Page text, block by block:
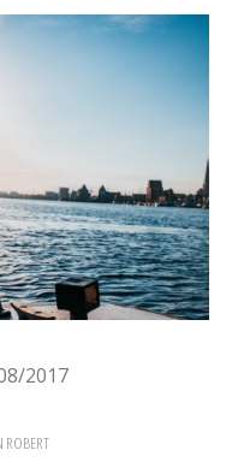
2017
ROBERT